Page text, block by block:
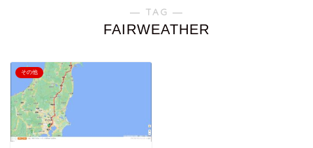
― TAG ―
FAIRWEATHER
その他